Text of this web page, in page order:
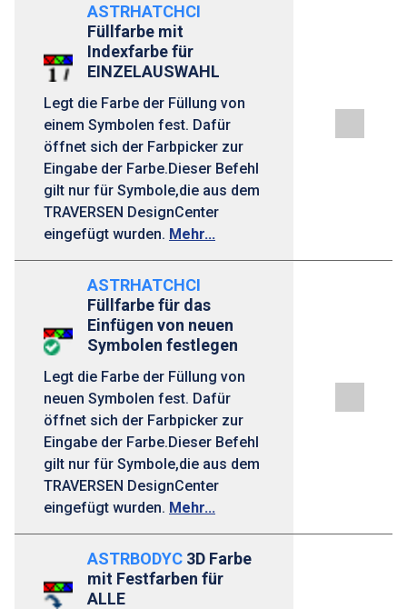
ASTRHATCHCI
Füllfarbe mit
Indexfarbe für
EINZELAUSWAHL
Legt die Farbe der Füllung von
einem Symbolen fest. Dafür
öffnet sich der Farbpicker zur
Eingabe der Farbe.Dieser Befehl
gilt nur für Symbole,die aus dem
TRAVERSEN DesignCenter
eingefügt wurden. Mehr...
ASTRHATCHCI
Füllfarbe für das
Einfügen von neuen
Symbolen festlegen
Legt die Farbe der Füllung von
neuen Symbolen fest. Dafür
öffnet sich der Farbpicker zur
Eingabe der Farbe.Dieser Befehl
gilt nur für Symbole,die aus dem
TRAVERSEN DesignCenter
eingefügt wurden. Mehr...
ASTRBODYC 3D Farbe
mit Festfarben für
ALLE